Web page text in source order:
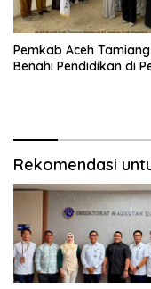
Pemkab Aceh
Benahi Pendidikan di
Rekomendasi